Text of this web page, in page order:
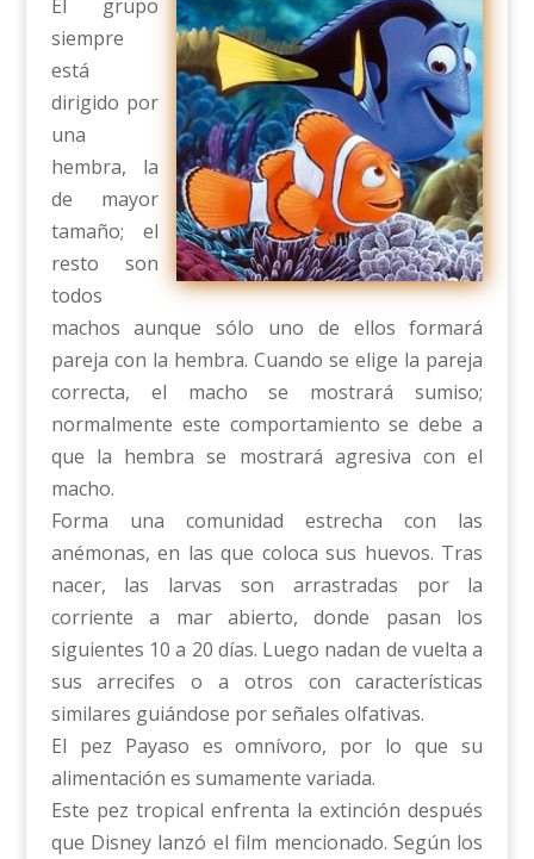
El grupo
siempre
está
dirigido por
una
hembra, la
de mayor
tamaño; el
resto son
todos
machos aunque sólo uno de ellos formará
pareja con la hembra. Cuando se elige la pareja
correcta, el macho se mostrará sumiso;
normalmente este comportamiento se debe a
que la hembra se mostrará agresiva con el
macho.
Forma una comunidad estrecha con las
anémonas, en las que coloca sus huevos. Tras
nacer, las larvas son arrastradas por la
corriente a mar abierto, donde pasan los
siguientes 10 a 20 días. Luego nadan de vuelta a
sus arrecifes o a otros con características
similares guiándose por señales olfativas.
El pez Payaso es omnívoro, por lo que su
alimentación es sumamente variada.
Este pez tropical enfrenta la extinción después
que Disney lanzó el film mencionado. Según los